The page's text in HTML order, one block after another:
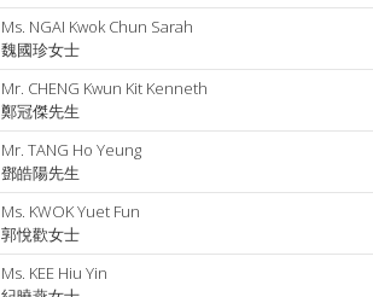
Ms. NGAI Kwok Chun Sarah
魏國珍女士
Mr. CHENG Kwun Kit Kenneth
鄭冠傑先生
Mr. TANG Ho Yeung
鄧皓陽先生
Ms. KWOK Yuet Fun
郭悅歡女士
Ms. KEE Hiu Yin